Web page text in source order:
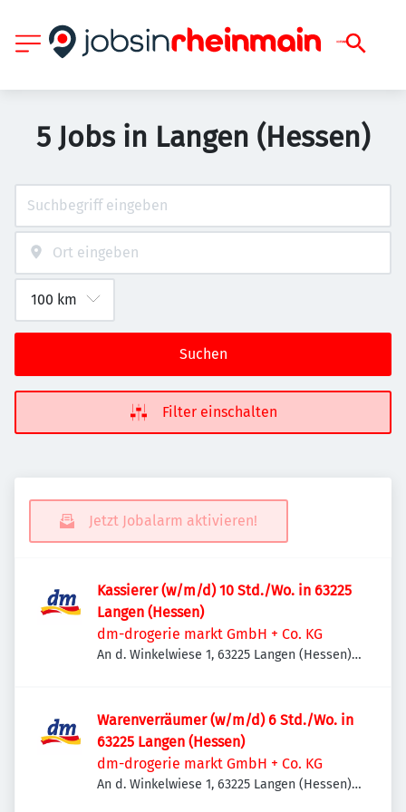
5 Jobs in Langen (Hessen)
Suchen
Filter einschalten
Jetzt Jobalarm aktivieren!
Kassierer (w/m/d) 10 Std./Wo. in 63225
Langen (Hessen)
dm-drogerie markt GmbH + Co. KG
An d. Winkelwiese 1, 63225 Langen (Hessen),
Warenverräumer (w/m/d) 6 Std./Wo. in
63225 Langen (Hessen)
dm-drogerie markt GmbH + Co. KG
An d. Winkelwiese 1, 63225 Langen (Hessen),